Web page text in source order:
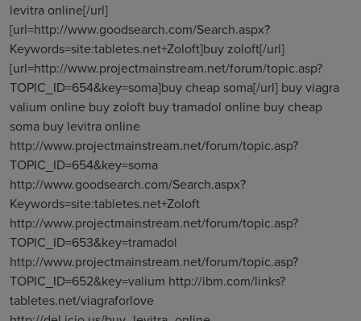
levitra online[/url]
[url=http://www.goodsearch.com/Search.aspx?
Keywords=site:tabletes.net+Zoloft]buy zoloft[/url]
[url=http://www.projectmainstream.net/forum/topic.asp?
TOPIC_ID=654&key=soma]buy cheap soma[/url] buy viagra
valium online buy zoloft buy tramadol online buy cheap
soma buy levitra online
http://www.projectmainstream.net/forum/topic.asp?
TOPIC_ID=654&key=soma
http://www.goodsearch.com/Search.aspx?
Keywords=site:tabletes.net+Zoloft
http://www.projectmainstream.net/forum/topic.asp?
TOPIC_ID=653&key=tramadol
http://www.projectmainstream.net/forum/topic.asp?
TOPIC_ID=652&key=valium http://ibm.com/links?
tabletes.net/viagraforlove